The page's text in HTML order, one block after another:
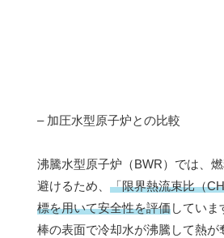
– 加圧水型原子炉との比較
沸騰水型原子炉（BWR）では、
避けるため、 「限界熱流束比（
標を用いて安全性を評価していま
棒の表面で冷却水が沸騰して熱が